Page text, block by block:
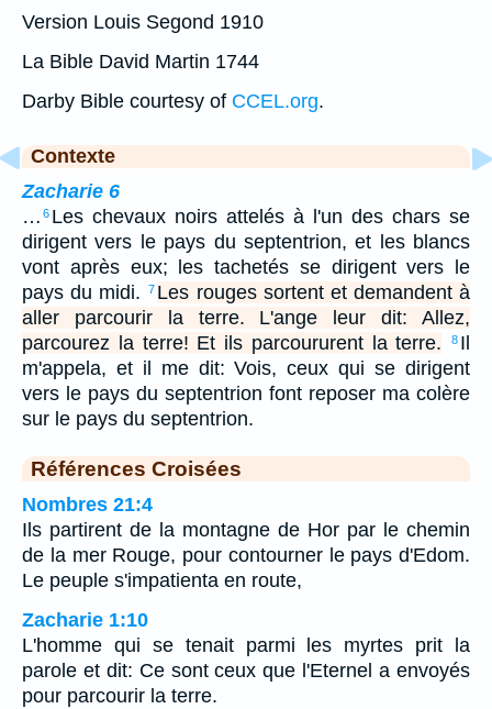
Version Louis Segond 1910
La Bible David Martin 1744
Darby Bible courtesy of CCEL.org.
Contexte
Zacharie 6
… 6 Les chevaux noirs attelés à l'un des chars se
dirigent vers le pays du septentrion, et les blancs
vont après eux; les tachetés se dirigent vers le
pays du midi.
7 Les rouges sortent et demandent à
aller parcourir la terre. L'ange leur dit: Allez,
parcourez la terre! Et ils parcoururent la terre.
8 Il
m'appela, et il me dit: Vois, ceux qui se dirigent
vers le pays du septentrion font reposer ma colère
sur le pays du septentrion.
Références Croisées
Nombres 21:4
Ils partirent de la montagne de Hor par le chemin
de la mer Rouge, pour contourner le pays d'Edom.
Le peuple s'impatienta en route,
Zacharie 1:10
L'homme qui se tenait parmi les myrtes prit la
parole et dit: Ce sont ceux que l'Eternel a envoyés
pour parcourir la terre.